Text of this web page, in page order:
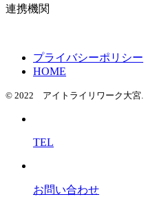
連携機関
プライバシーポリシー
HOME
© 2022 アイトライリワーク大宮.
TEL
お問い合わせ